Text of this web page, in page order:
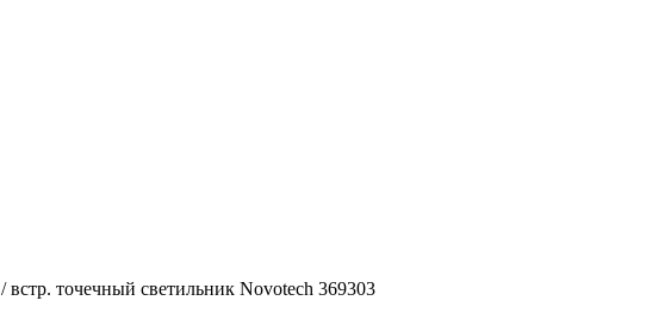
/ встр. точечный светильник Novotech 369303